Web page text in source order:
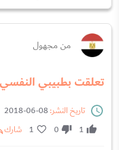
من مجهول
تعلقت بطبيبي النفسي
تاريخ النشر:
1
0
1 شارك